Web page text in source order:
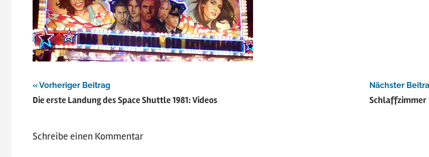
Beitragsnavigation
Vorheriger Beitrag
Die erste Landung des Space Shuttle 1981: Videos
Nächster
Schlaffzimmer
Schreibe einen Kommentar